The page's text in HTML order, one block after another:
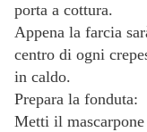
porta a cottura.
Appena la farcia
centro di ogni
in caldo.
Prepara la fonduta:
Metti il